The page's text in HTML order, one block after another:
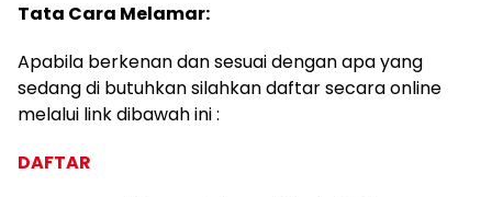
Tata Cara Melamar:
Apabila berkenan dan sesuai dengan apa yang
sedang di butuhkan silahkan daftar secara online
melalui link dibawah ini :
DAFTAR